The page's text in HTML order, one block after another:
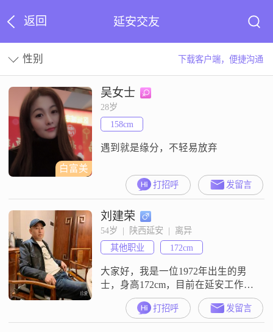
返回 延安交友
性别 下载客户端，便捷沟通
白富美
吴女士
28岁
158cm
遇到就是缘分，不轻易放弃
打招呼 发留言
刘建荣
54岁  |  陕西延安  |  离异
其他职业
172cm
大家好，我是一位1972年出生的男
士，身高172cm，目前在延安工作。
我的月收入在3001到5000元之间，
学历是高中及以下。我性格幽默风
趣，成熟稳重，非常重视家庭，真
打招呼 发留言